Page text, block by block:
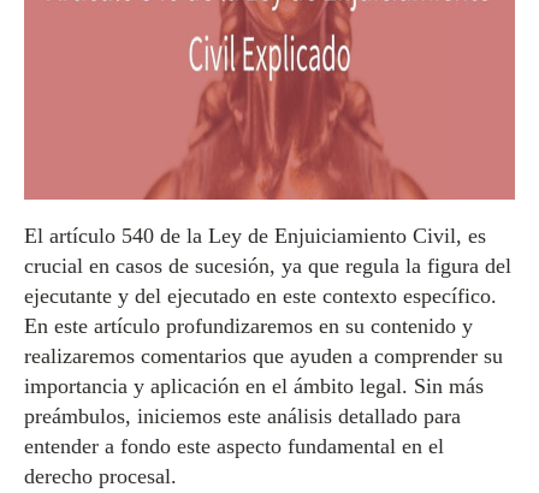
El artículo 540 de la Ley de Enjuiciamiento Civil, es
crucial en casos de sucesión, ya que regula la figura del
ejecutante y del ejecutado en este contexto específico.
En este artículo profundizaremos en su contenido y
realizaremos comentarios que ayuden a comprender su
importancia y aplicación en el ámbito legal. Sin más
preámbulos, iniciemos este análisis detallado para
entender a fondo este aspecto fundamental en el
derecho procesal.